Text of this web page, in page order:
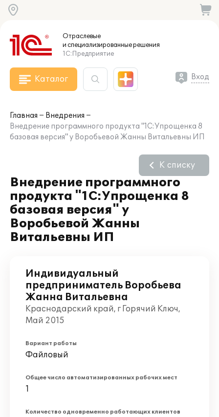
Отраслевые
и специализированныерешения
1С:Предприятие
Каталог Вход
Главная
Внедрения
Внедрение программного продукта "1С:Упрощенка 8
базовая версия" у Воробьевой Жанны Витальевны ИП
Внедрение программного
продукта "1С:Упрощенка 8
базовая версия" у
Воробьевой Жанны
Витальевны ИП
К списку
Индивидуальный
предприниматель Воробьева
Жанна Витальевна
Краснодарский край, г Горячий Ключ,
Май 2015
Вариант работы
Файловый
Общее число автоматизированных рабочих мест
1
Количество одновременно работающих клиентов